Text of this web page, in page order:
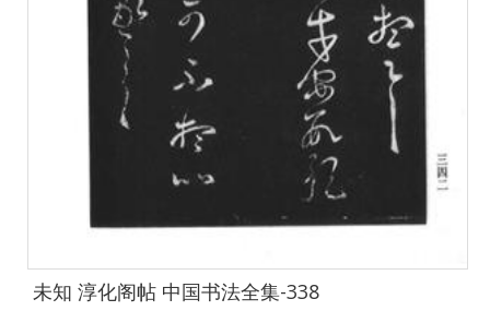
未知 淳化阁帖 中国书法全集-338